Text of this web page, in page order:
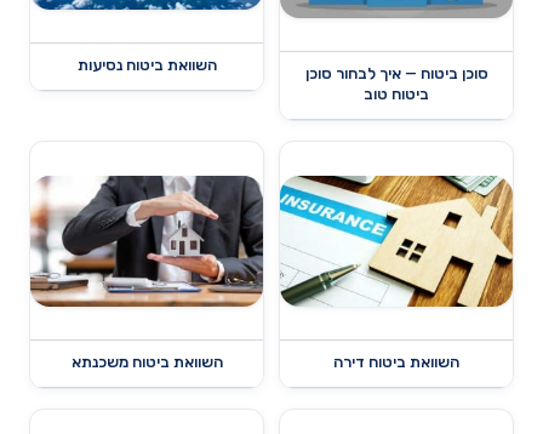
סוכן ביטוח — איך לבחור סוכן
ביטוח טוב
השוואת ביטוח נסיעות
השוואת ביטוח דירה השוואת ביטוח משכנתא